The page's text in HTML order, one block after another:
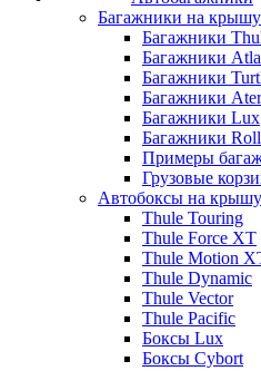
Багажники на крышу
Багажники
Багажники
Багажники
Багажники
Багажники Lux
Багажники
Примеры
Грузовые
Автобоксы на крышу
Thule Touring
Thule Force XT
Thule Motion
Thule Dynamic
Thule Vector
Thule Pacific
Боксы Lux
Боксы Cybort